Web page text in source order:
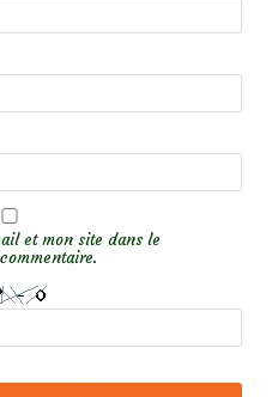
et mon site dans le